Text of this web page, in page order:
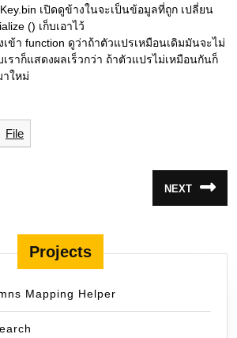
เปิดดูข้างในจะเป็นข้อมูลที่ถูก เปลี่ยน
() เก็บเอาไว้
ข้า function ดูว่าถ้าตัวแปรเหมือนเดิมมันจะไม่
เราก็แสดงผลเร็วกว่า ถ้าตัวแปรไม่เหมือนกันก็
าใหม่
File
NEXT
post:
Projects
Mapping Helper